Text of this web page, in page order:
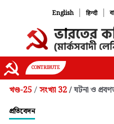
English | हिन्दी |
CONTRIBUTE
খণ্ড-25 / সংখ্যা 32 / ঘটনা ও
প্রতিবেদন